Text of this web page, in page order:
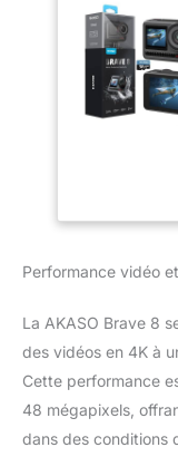
Performance vidéo
La AKASO Brave 8
des vidéos en 4K à
Cette performance
48 mégapixels,
dans des conditions